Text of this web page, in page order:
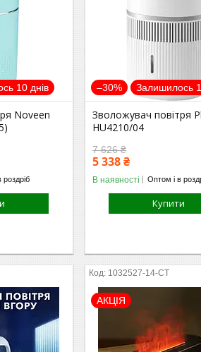
10 днів
Noveen
–30% Залишилось
Зволожувач повітря
HU4210/04
7 626 ₴
5 338 ₴
В наявності Оптом і в
Купити
1032527-14-СТ
АКЦІЯ